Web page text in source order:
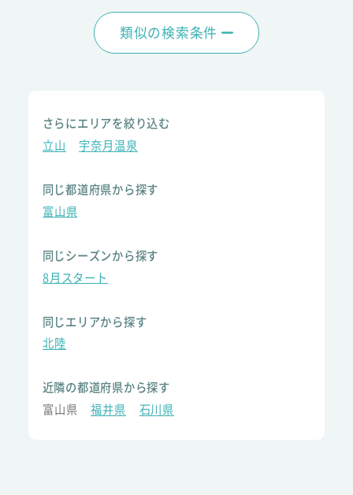
類似の検索条件
さらにエリアを絞り込む
立山
宇奈月温泉
同じ都道府県から探す
富山県
同じシーズンから探す
8月スタート
同じエリアから探す
北陸
近隣の都道府県から探す
富山県
福井県 石川県